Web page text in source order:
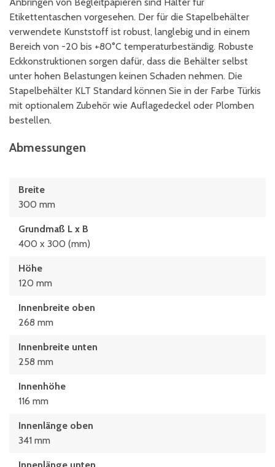
Etikettentaschen vorgesehen. Der für die Stapelbehälter
verwendete Kunststoff ist robust, langlebig und in einem
Bereich von -20 bis +80°C temperaturbeständig. Robuste
Eckkonstruktionen sorgen dafür, dass die Behälter selbst
unter hohen Belastungen keinen Schaden nehmen. Die
Stapelbehälter KLT Standard können Sie in der Farbe Türkis
mit optionalem Zubehör wie Auflagedeckel oder Plomben
bestellen.
Abmessungen
Breite
300 mm
Grundmaß L x B
400 x 300 (mm)
Höhe
120 mm
Innenbreite oben
268 mm
Innenbreite unten
258 mm
Innenhöhe
116 mm
Innenlänge oben
341 mm